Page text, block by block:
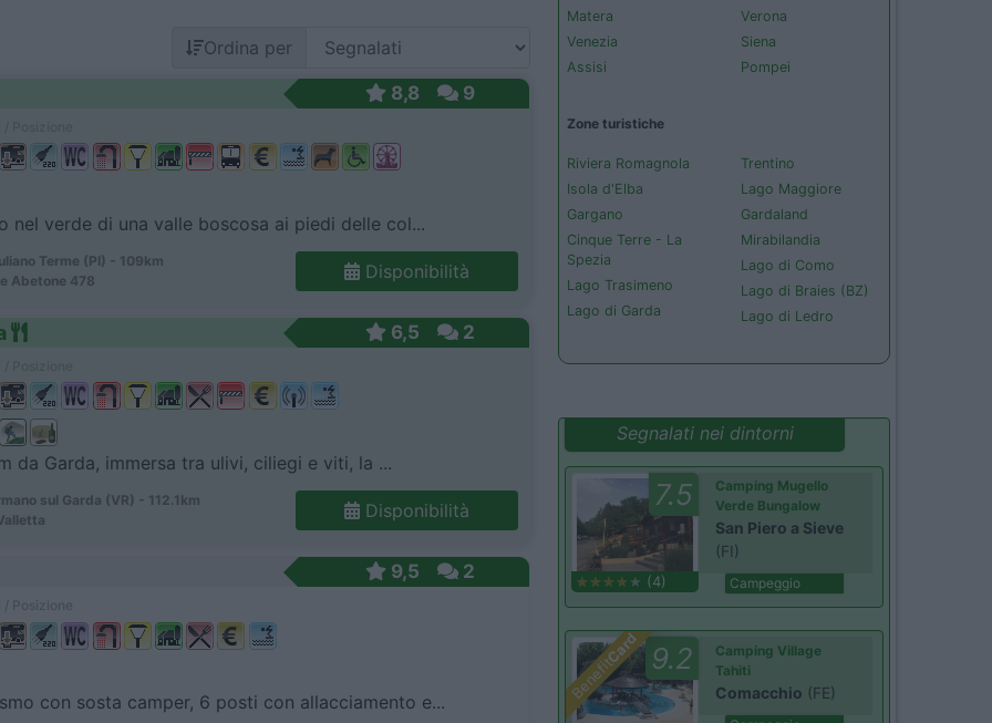
Ordina per
8,8 9
nel verde di una valle boscosa ai piedi delle col...
Terme (PI) - 109km
Abetone 478
Disponibilità
6,5 2
da Garda, immersa tra ulivi, ciliegi e viti, la ...
sul Garda (VR) - 112.1km
Disponibilità
9,5 2
con sosta camper, 6 posti con allacciamento e...
Matera
Venezia
Assisi
Verona
Siena
Pompei
Zone turistiche
Riviera Romagnola
Isola d'Elba
Gargano
Cinque Terre - La
Spezia
Lago Trasimeno
Lago di Garda
Trentino
Lago Maggiore
Gardaland
Mirabilandia
Lago di Como
Lago di Braies (BZ)
Lago di Ledro
Segnalati nei dintorni
7.5
(4)
Camping Mugello
Verde Bungalow
San Piero a Sieve
(FI)
Campeggio
Benefit
Card 9.2
Camping Village
Tahiti
Comacchio (FE)